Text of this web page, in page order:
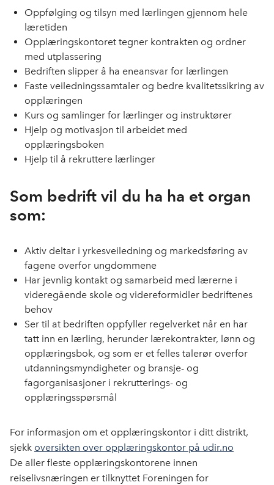
Oppfølging og tilsyn med lærlingen gjennom hele
læretiden
Opplæringskontoret tegner kontrakten og ordner
med utplassering
Bedriften slipper å ha eneansvar for lærlingen
Faste veiledningssamtaler og bedre kvalitetssikring av
opplæringen
Kurs og samlinger for lærlinger og instruktører
Hjelp og motivasjon til arbeidet med
opplæringsboken
Hjelp til å rekruttere lærlinger
Som bedrift vil du ha ha et organ
som:
Aktiv deltar i yrkesveiledning og markedsføring av
fagene overfor ungdommene
Har jevnlig kontakt og samarbeid med lærerne i
videregående skole og videreformidler bedriftenes
behov
Ser til at bedriften oppfyller regelverket når en har
tatt inn en lærling, herunder lærekontrakter, lønn og
opplæringsbok, og som er et felles talerør overfor
utdanningsmyndigheter og bransje- og
fagorganisasjoner i rekrutterings- og
opplæringsspørsmål
For informasjon om et opplæringskontor i ditt distrikt,
sjekk oversikten over opplæringskontor på udir.no
De aller fleste opplæringskontorene innen
reiselivsnæringen er tilknyttet Foreningen for